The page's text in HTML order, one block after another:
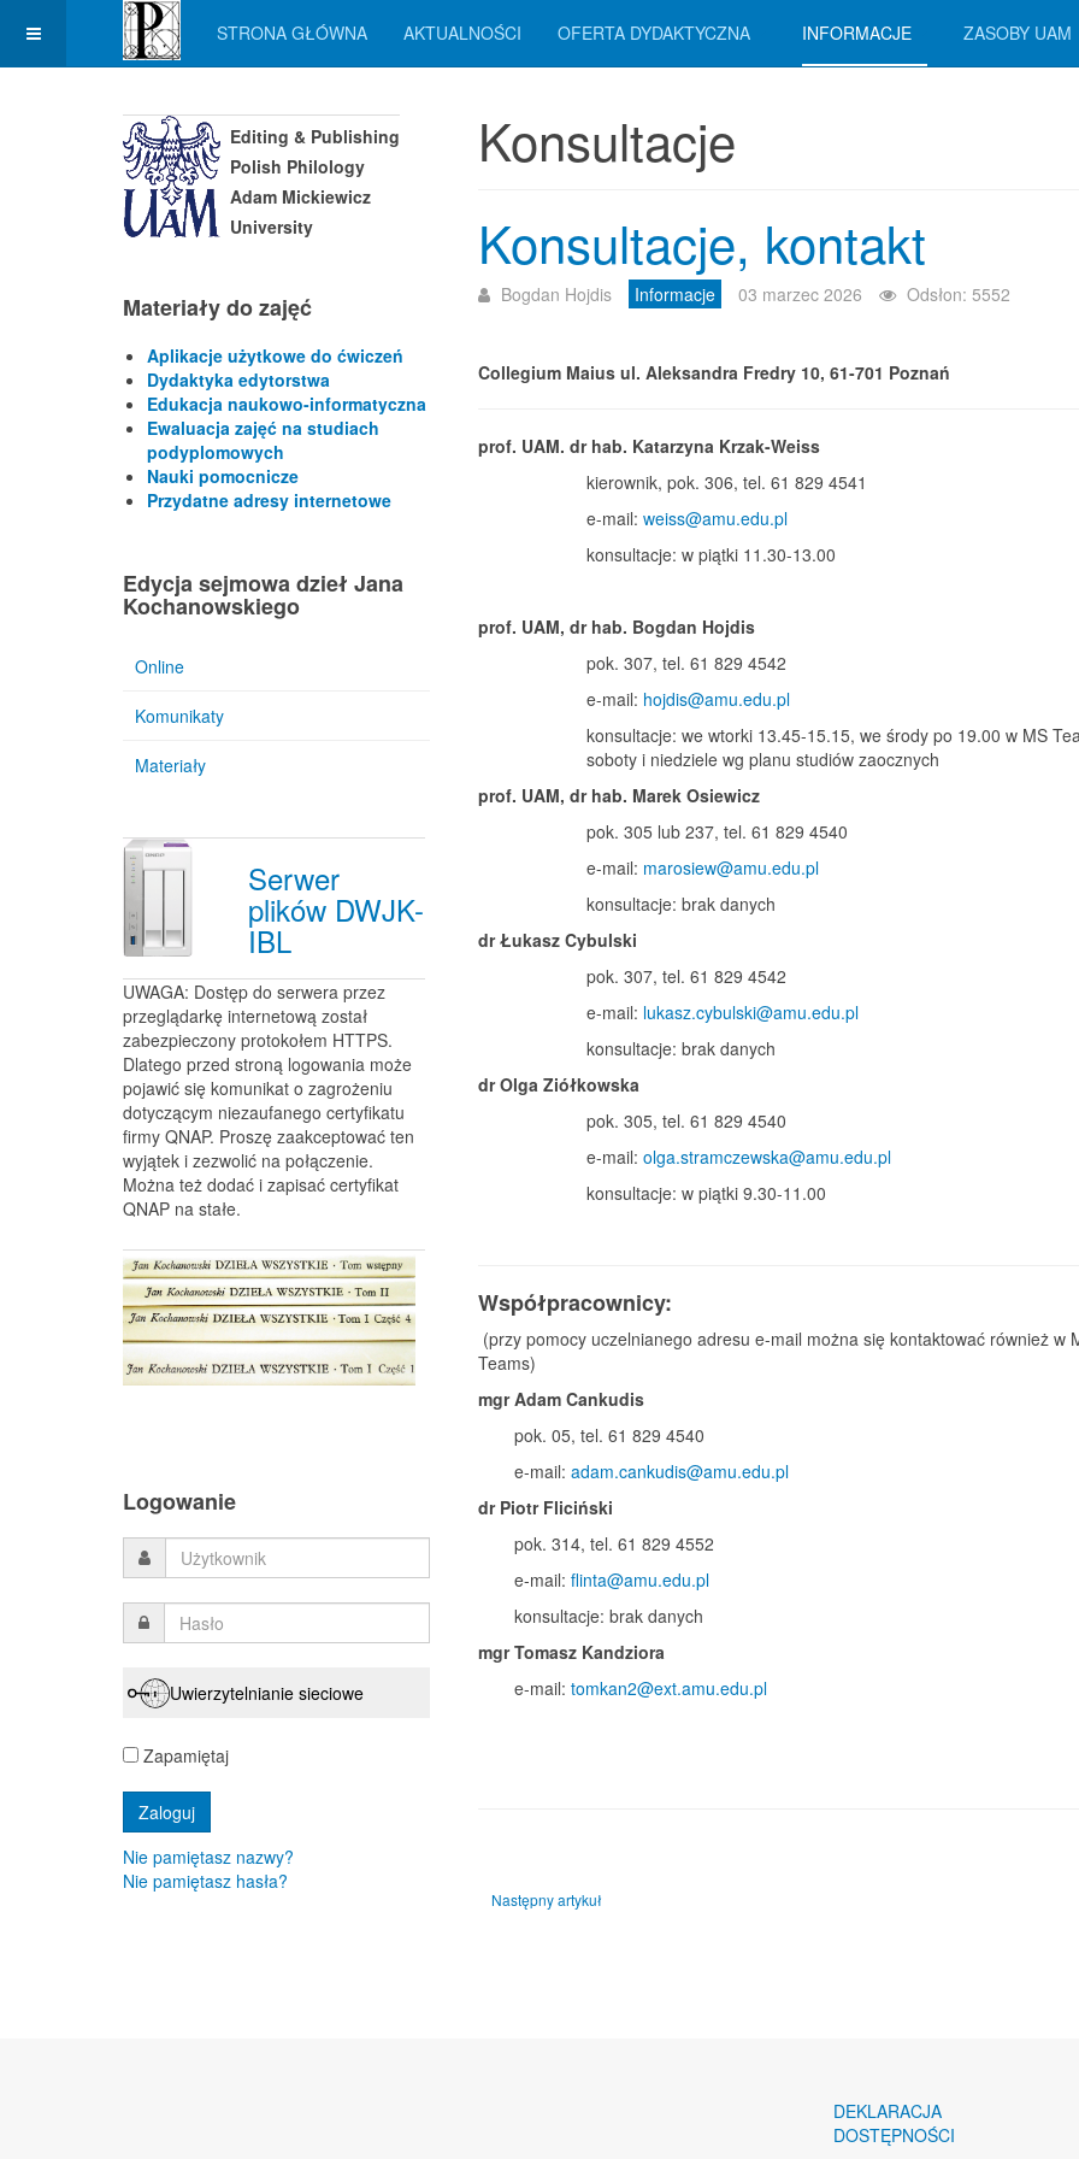
STRONA GŁÓWNA AKTUALNOŚCI OFERTA DYDAKTYCZNA INFORMACJE ZASOBY UAM
Konsultacje
Konsultacje, kontakt
Bogdan Hojdis Informacje 03 marzec 2026 Odsłon: 5552
Collegium Maius ul. Aleksandra Fredry 10, 61-701 Poznań
prof. UAM. dr hab. Katarzyna Krzak-Weiss
kierownik, pok. 306, tel. 61 829 4541
e-mail: weiss@amu.edu.pl
konsultacje: w piątki 11.30-13.00
prof. UAM, dr hab. Bogdan Hojdis
pok. 307, tel. 61 829 4542
e-mail: hojdis@amu.edu.pl
konsultacje: we wtorki 13.45-15.15, we środy po 19.00 w MS
soboty i niedziele wg planu studiów zaocznych
prof. UAM, dr hab. Marek Osiewicz
pok. 305 lub 237, tel. 61 829 4540
e-mail: marosiew@amu.edu.pl
konsultacje: brak danych
dr Łukasz Cybulski
pok. 307, tel. 61 829 4542
e-mail: lukasz.cybulski@amu.edu.pl
konsultacje: brak danych
dr Olga Ziółkowska
pok. 305, tel. 61 829 4540
e-mail: olga.stramczewska@amu.edu.pl
konsultacje: w piątki 9.30-11.00
Współpracownicy:
(przy pomocy uczelnianego adresu e-mail można się kontaktować również w
Teams)
mgr Adam Cankudis
pok. 05, tel. 61 829 4540
e-mail: adam.cankudis@amu.edu.pl
dr Piotr Fliciński
pok. 314, tel. 61 829 4552
e-mail: flinta@amu.edu.pl
konsultacje: brak danych
mgr Tomasz Kandziora
e-mail: tomkan2@ext.amu.edu.pl
Następny artykuł: Deklaracja dostępności
Następny artykuł
Editing & Publishing
Polish Philology
Adam Mickiewicz
University
Materiały do zajęć
Aplikacje użytkowe do ćwiczeń
Dydaktyka edytorstwa
Edukacja naukowo-informatyczna
Ewaluacja zajęć na studiach
podyplomowych
Nauki pomocnicze
Przydatne adresy internetowe
Edycja sejmowa dzieł Jana
Kochanowskiego
Online
Komunikaty
Materiały
Serwer
plików DWJK-
IBL
UWAGA: Dostęp do serwera przez
przeglądarkę internetową został
zabezpieczony protokołem HTTPS.
Dlatego przed stroną logowania może
pojawić się komunikat o zagrożeniu
dotyczącym niezaufanego certyfikatu
firmy QNAP. Proszę zaakceptować ten
wyjątek i zezwolić na połączenie.
Można też dodać i zapisać certyfikat
QNAP na stałe.
Logowanie
Uwierzytelnianie sieciowe
Zapamiętaj
Nie pamiętasz nazwy?
Nie pamiętasz hasła?
DEKLARACJA
DOSTĘPNOŚCI